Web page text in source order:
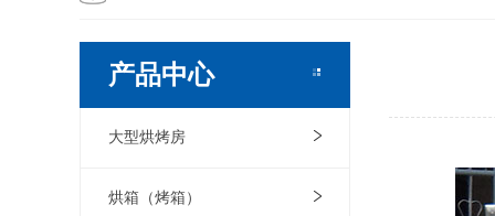
产品中心
大型烘烤房
烘箱（烤箱）